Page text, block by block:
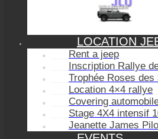
LOCATION
Rent a jeep
Inscription Rallye
Trophée Roses des
Location 4×4 rallye
Covering
Stage 4X4 intensif
Jeanette James